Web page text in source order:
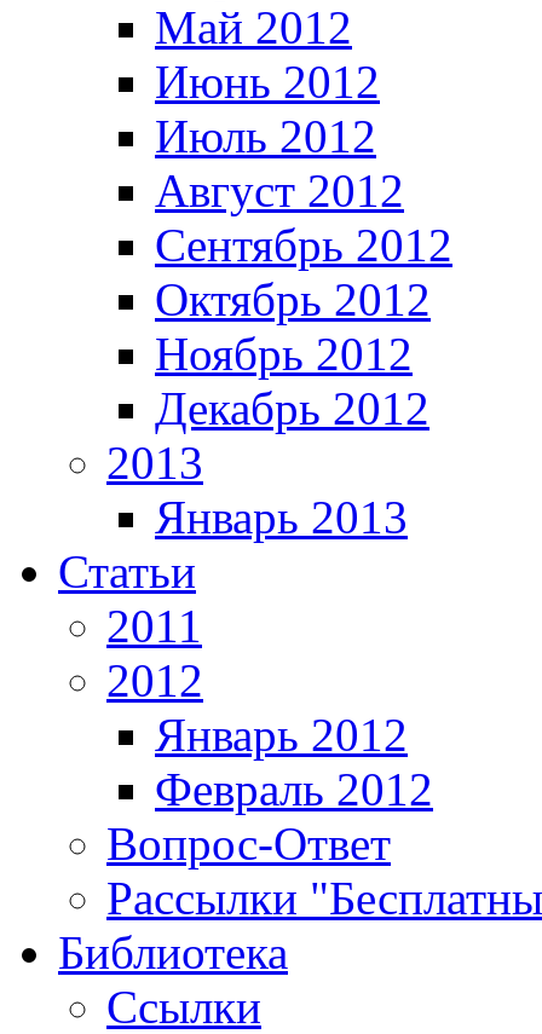
Май 2012
Июнь 2012
Июль 2012
Август 2012
Сентябрь 2012
Октябрь 2012
Ноябрь 2012
Декабрь 2012
2013
Январь 2013
Статьи
2011
2012
Январь 2012
Февраль 2012
Вопрос-Ответ
Рассылки
Библиотека
Ссылки